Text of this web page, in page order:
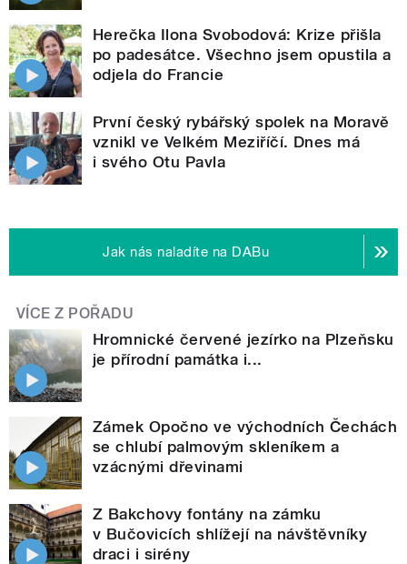
Herečka Ilona Svobodová: Krize přišla
po padesátce. Všechno jsem opustila a
odjela do Francie
První český rybářský spolek na Moravě
vznikl ve Velkém Meziříčí. Dnes má
i svého Otu Pavla
Jak nás naladíte na DABu
VÍCE Z POŘADU
Hromnické červené jezírko na Plzeňsku
je přírodní památka i...
Zámek Opočno ve východních Čechách
se chlubí palmovým skleníkem a
vzácnými dřevinami
Z Bakchovy fontány na zámku
v Bučovicích shlížejí na návštěvníky
draci i sirény